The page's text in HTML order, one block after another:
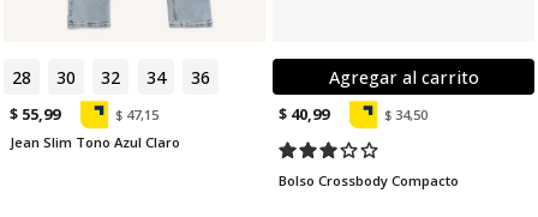
28 30 32 34 36
$ 55,99
$ 47,15
Jean Slim Tono Azul Claro
Agregar al carrito
$ 40,99 $ 34,50
Bolso Crossbody Compacto